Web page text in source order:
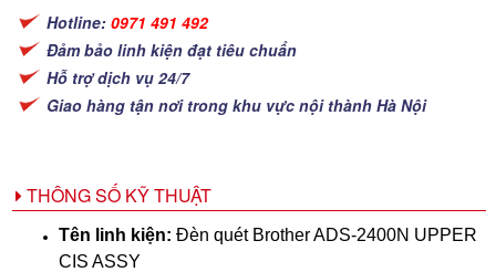
Hotline: 0971 491 492
Đảm bảo linh kiện đạt tiêu chuẩn
Hỗ trợ dịch vụ 24/7
Giao hàng tận nơi trong khu vực nội thành Hà Nội
THÔNG SỐ KỸ THUẬT
Tên linh kiện: Đèn quét Brother ADS-2400N UPPER
CIS ASSY